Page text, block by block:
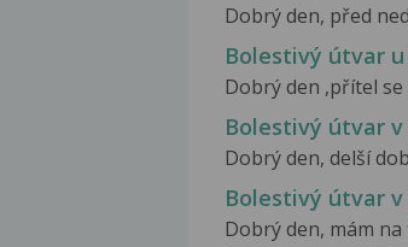
Dobrý den, před
Bolestivý útvar
Dobrý den ,přítel
Bolestivý útvar
Dobrý den, delší
Bolestivý útvar
Dobrý den, mám